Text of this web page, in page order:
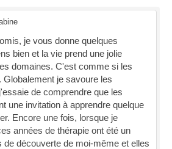
je vous donne quelques
bien et la vie prend une jolie
domaines. C'est comme si les
Globalement je savoure les
de comprendre que les
une invitation à apprendre quelque
Encore une fois, lorsque je
années de thérapie ont été un
de découverte de moi-même et elles